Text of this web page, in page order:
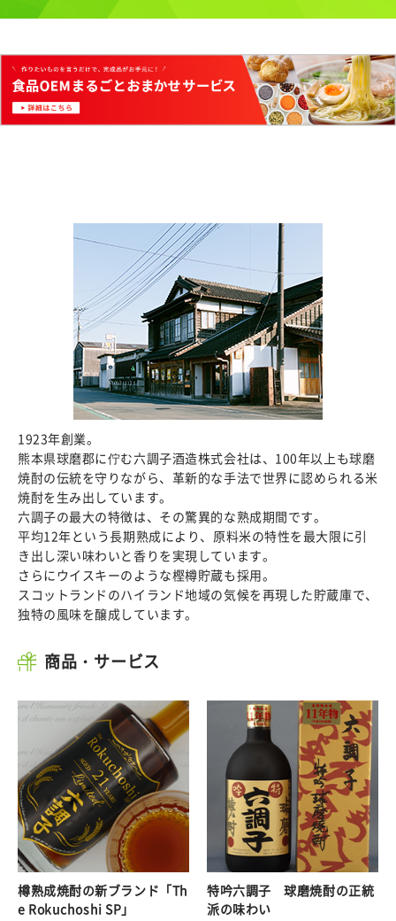
1923年創業。
熊本県球磨郡に佇む六調子酒造株式会社は、100年以上も球磨
焼酎の伝統を守りながら、革新的な手法で世界に認められる米
焼酎を生み出しています。
六調子の最大の特徴は、その驚異的な熟成期間です。
平均12年という長期熟成により、原料米の特性を最大限に引
き出し深い味わいと香りを実現しています。
さらにウイスキーのような樫樽貯蔵も採用。
スコットランドのハイランド地域の気候を再現した貯蔵庫で、
独特の風味を醸成しています。
商品・サービス
樽熟成焼酎の新ブランド「Th
e Rokuchoshi SP」
特吟六調子 球磨焼酎の正統
派の味わい